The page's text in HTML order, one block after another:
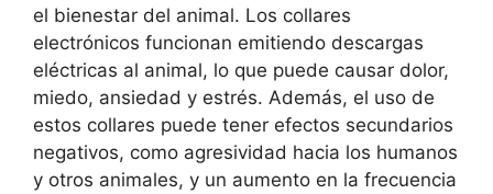
el bienestar del animal. Los collares
electrónicos funcionan emitiendo descargas
eléctricas al animal, lo que puede causar dolor,
miedo, ansiedad y estrés. Además, el uso de
estos collares puede tener efectos secundarios
negativos, como agresividad hacia los humanos
y otros animales, y un aumento en la frecuencia